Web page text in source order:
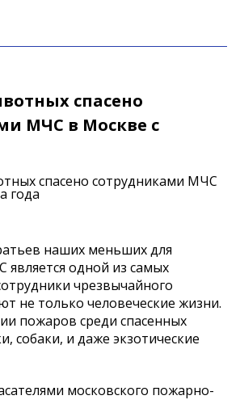
спасено
МЧС в Москве с
наших меньших для
одной из самых
чрезвычайного
не только человеческие жизни.
пожаров среди спасенных
собаки, и даже экзотические
московского пожарно-